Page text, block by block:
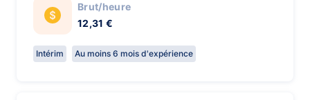
Brut/heure
12,31 €
Intérim Au moins 6 mois d'expérience